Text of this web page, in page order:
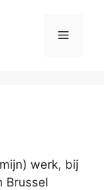
Menu
werk, bij
Brussel